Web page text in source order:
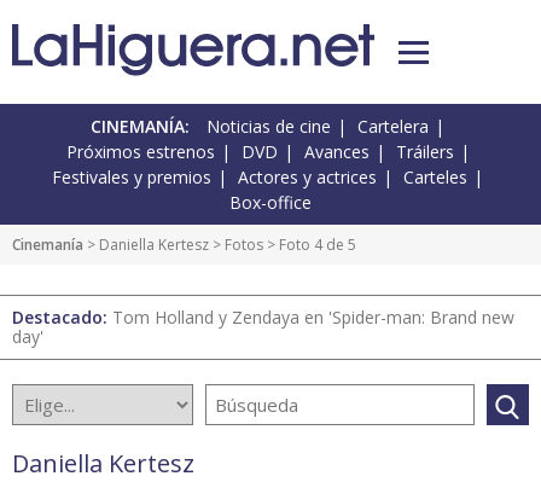
CINEMANÍA: Noticias de cine
Cartelera
Próximos estrenos
DVD Avances
Tráilers
Festivales y premios
Actores y actrices
Carteles
Box-office
Cinemanía > Daniella Kertesz > Fotos > Foto 4 de 5
Destacado: Tom Holland y Zendaya en 'Spider-man: Brand new
day'
Daniella Kertesz